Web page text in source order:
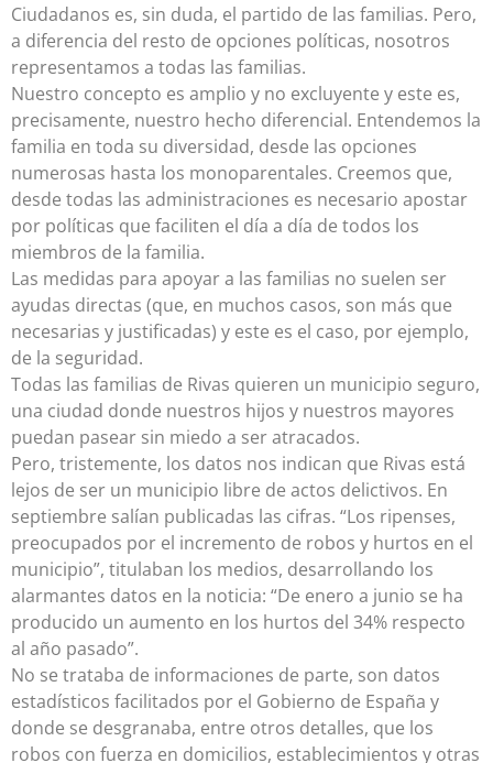
Ciudadanos es, sin duda, el partido de las familias. Pero,
a diferencia del resto de opciones políticas, nosotros
representamos a todas las familias.
Nuestro concepto es amplio y no excluyente y este es,
precisamente, nuestro hecho diferencial. Entendemos la
familia en toda su diversidad, desde las opciones
numerosas hasta los monoparentales. Creemos que,
desde todas las administraciones es necesario apostar
por políticas que faciliten el día a día de todos los
miembros de la familia.
Las medidas para apoyar a las familias no suelen ser
ayudas directas (que, en muchos casos, son más que
necesarias y justificadas) y este es el caso, por ejemplo,
de la seguridad.
Todas las familias de Rivas quieren un municipio seguro,
una ciudad donde nuestros hijos y nuestros mayores
puedan pasear sin miedo a ser atracados.
Pero, tristemente, los datos nos indican que Rivas está
lejos de ser un municipio libre de actos delictivos. En
septiembre salían publicadas las cifras. “Los ripenses,
preocupados por el incremento de robos y hurtos en el
municipio”, titulaban los medios, desarrollando los
alarmantes datos en la noticia: “De enero a junio se ha
producido un aumento en los hurtos del 34% respecto
al año pasado”.
No se trataba de informaciones de parte, son datos
estadísticos facilitados por el Gobierno de España y
donde se desgranaba, entre otros detalles, que los
robos con fuerza en domicilios, establecimientos y otras